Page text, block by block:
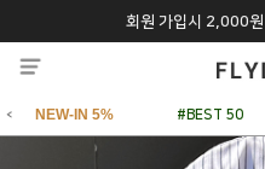
회원 가입시 2,000원
추석 특별 할인 10~20%
NEW-IN 5% #BEST 50